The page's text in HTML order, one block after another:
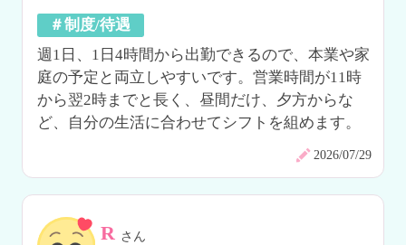
＃制度/待遇
週1日、1日4時間から出勤できるので、本業や家
庭の予定と両立しやすいです。営業時間が11時
から翌2時までと長く、昼間だけ、夕方からな
ど、自分の生活に合わせてシフトを組めます。
2026/07/29
R さん